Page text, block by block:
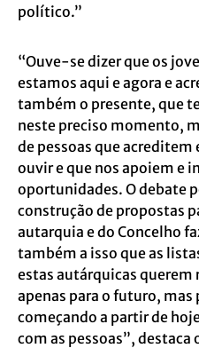
político.”
“Ouve-se dizer que os
estamos aqui e agora e
também o presente, que
neste preciso momento,
de pessoas que
ouvir e que nos apoiem e
oportunidades. O debate
construção de propostas
autarquia e do Concelho
também a isso que as
estas autárquicas querem
apenas para o futuro, mas
começando a partir de
com as pessoas”, destaca